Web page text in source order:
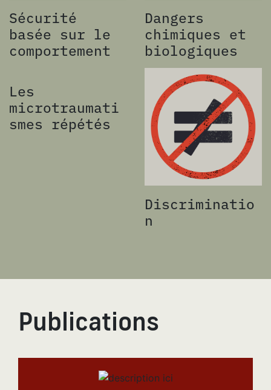
Sécurité
basée sur le
comportement
Dangers
chimiques et
biologiques
Les
microtraumati
smes répétés
Discriminatio
n
Publications